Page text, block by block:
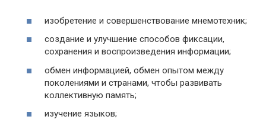
изобретение и совершенствование мнемотехник;
создание и улучшение способов фиксации,
сохранения и воспроизведения информации;
обмен информацией, обмен опытом между
поколениями и странами, чтобы развивать
коллективную память;
изучение языков;